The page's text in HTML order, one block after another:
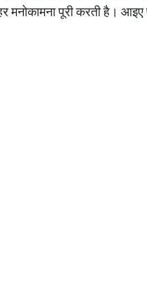
मनोकामना पूरी करती है। आइए